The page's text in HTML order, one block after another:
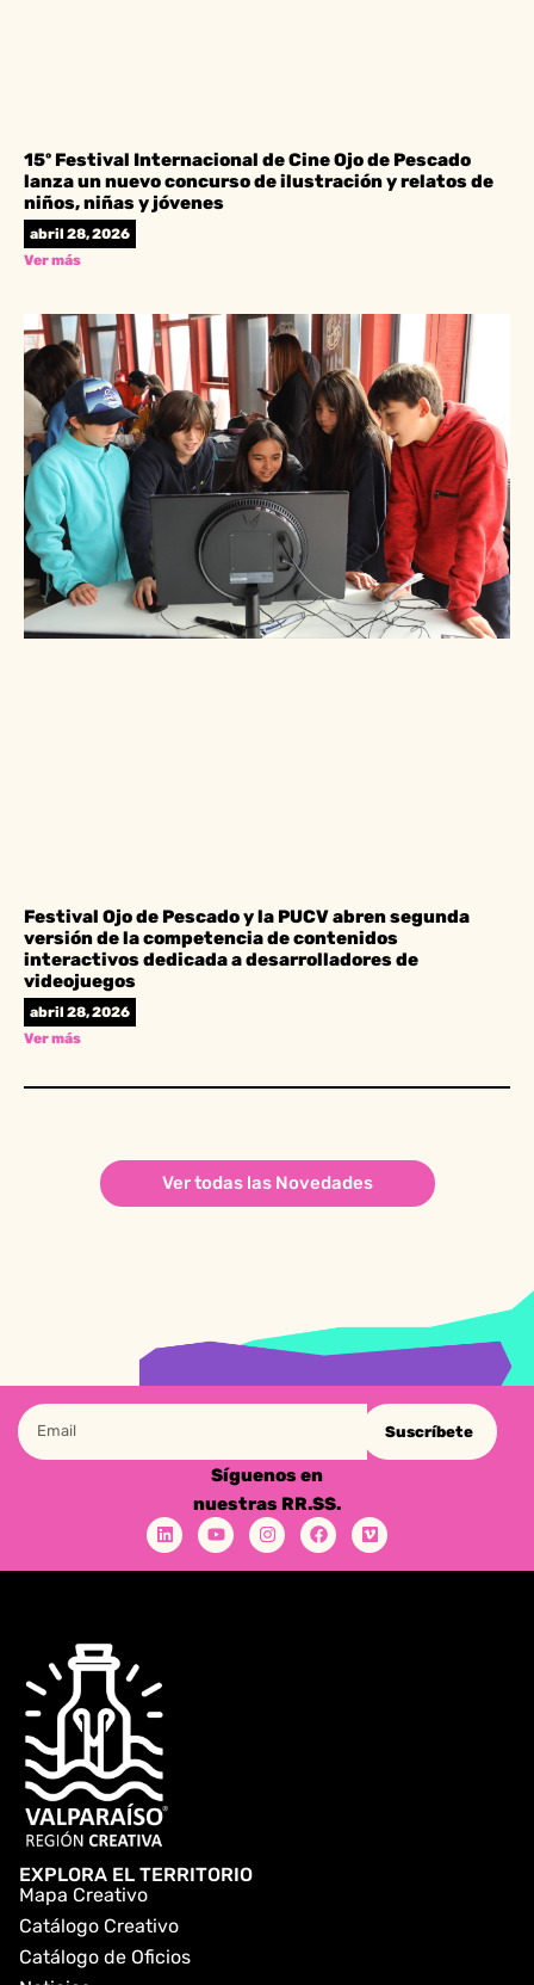
15º Festival Internacional de Cine Ojo de Pescado
lanza un nuevo concurso de ilustración y relatos de
niños, niñas y jóvenes
abril 28, 2026
Ver más
Festival Ojo de Pescado y la PUCV abren segunda
versión de la competencia de contenidos
interactivos dedicada a desarrolladores de
videojuegos
abril 28, 2026
Ver más
Ver todas las Novedades
Suscríbete
Síguenos en
nuestras RR.SS.
EXPLORA EL TERRITORIO
Mapa Creativo
Catálogo Creativo
Catálogo de Oficios